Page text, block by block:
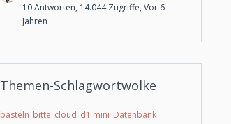
10 Antworten, 14.044 Zugriffe, Vor 6
Jahren
Themen-Schlagwortwolke
basteln bitte cloud d1 mini Datenbank